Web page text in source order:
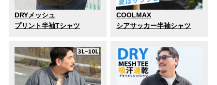
DRYメッシュ
プリント半袖Tシャツ
COOLMAX
シアサッカー半袖シャツ